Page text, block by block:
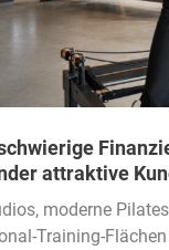
attraktive
moderne
Training-